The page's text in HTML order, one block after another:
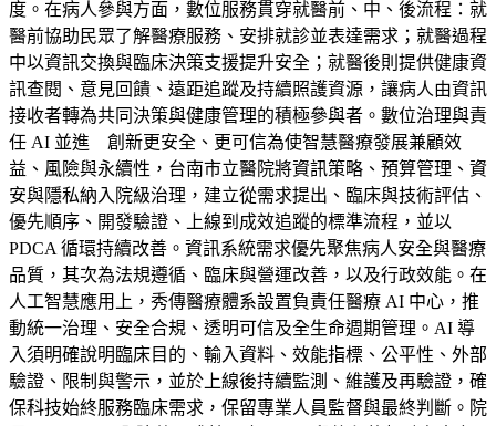
度。在病人參與方面，數位服務貫穿就醫前、中、後流程：就
醫前協助民眾了解醫療服務、安排就診並表達需求；就醫過程
中以資訊交換與臨床決策支援提升安全；就醫後則提供健康資
訊查閱、意見回饋、遠距追蹤及持續照護資源，讓病人由資訊
接收者轉為共同決策與健康管理的積極參與者。數位治理與責
任 AI 並進 創新更安全、更可信為使智慧醫療發展兼顧效
益、風險與永續性，台南市立醫院將資訊策略、預算管理、資
安與隱私納入院級治理，建立從需求提出、臨床與技術評估、
優先順序、開發驗證、上線到成效追蹤的標準流程，並以
PDCA 循環持續改善。資訊系統需求優先聚焦病人安全與醫療
品質，其次為法規遵循、臨床與營運改善，以及行政效能。在
人工智慧應用上，秀傳醫療體系設置負責任醫療 AI 中心，推
動統一治理、安全合規、透明可信及全生命週期管理。AI 導
入須明確說明臨床目的、輸入資料、效能指標、公平性、外部
驗證、限制與警示，並於上線後持續監測、維護及再驗證，確
保科技始終服務臨床需求，保留專業人員監督與最終判斷。院